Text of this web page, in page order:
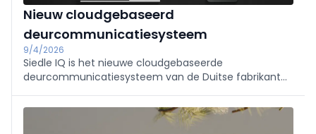
Nieuw cloudgebaseerd
deurcommunicatiesysteem
9/4/2026
Siedle IQ is het nieuwe cloudgebaseerde
deurcommunicatiesysteem van de Duitse fabrikant
combineert. Siedle IQ is voor zowel professionals als
gebruikers heel eenvoudig te begrijpen, te installe